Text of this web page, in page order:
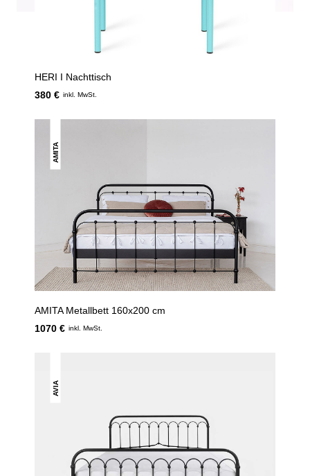
HERI I Nachttisch
380 € inkl. MwSt.
AMITA
AMITA Metallbett 160x200 cm
1070 € inkl. MwSt.
AVIA